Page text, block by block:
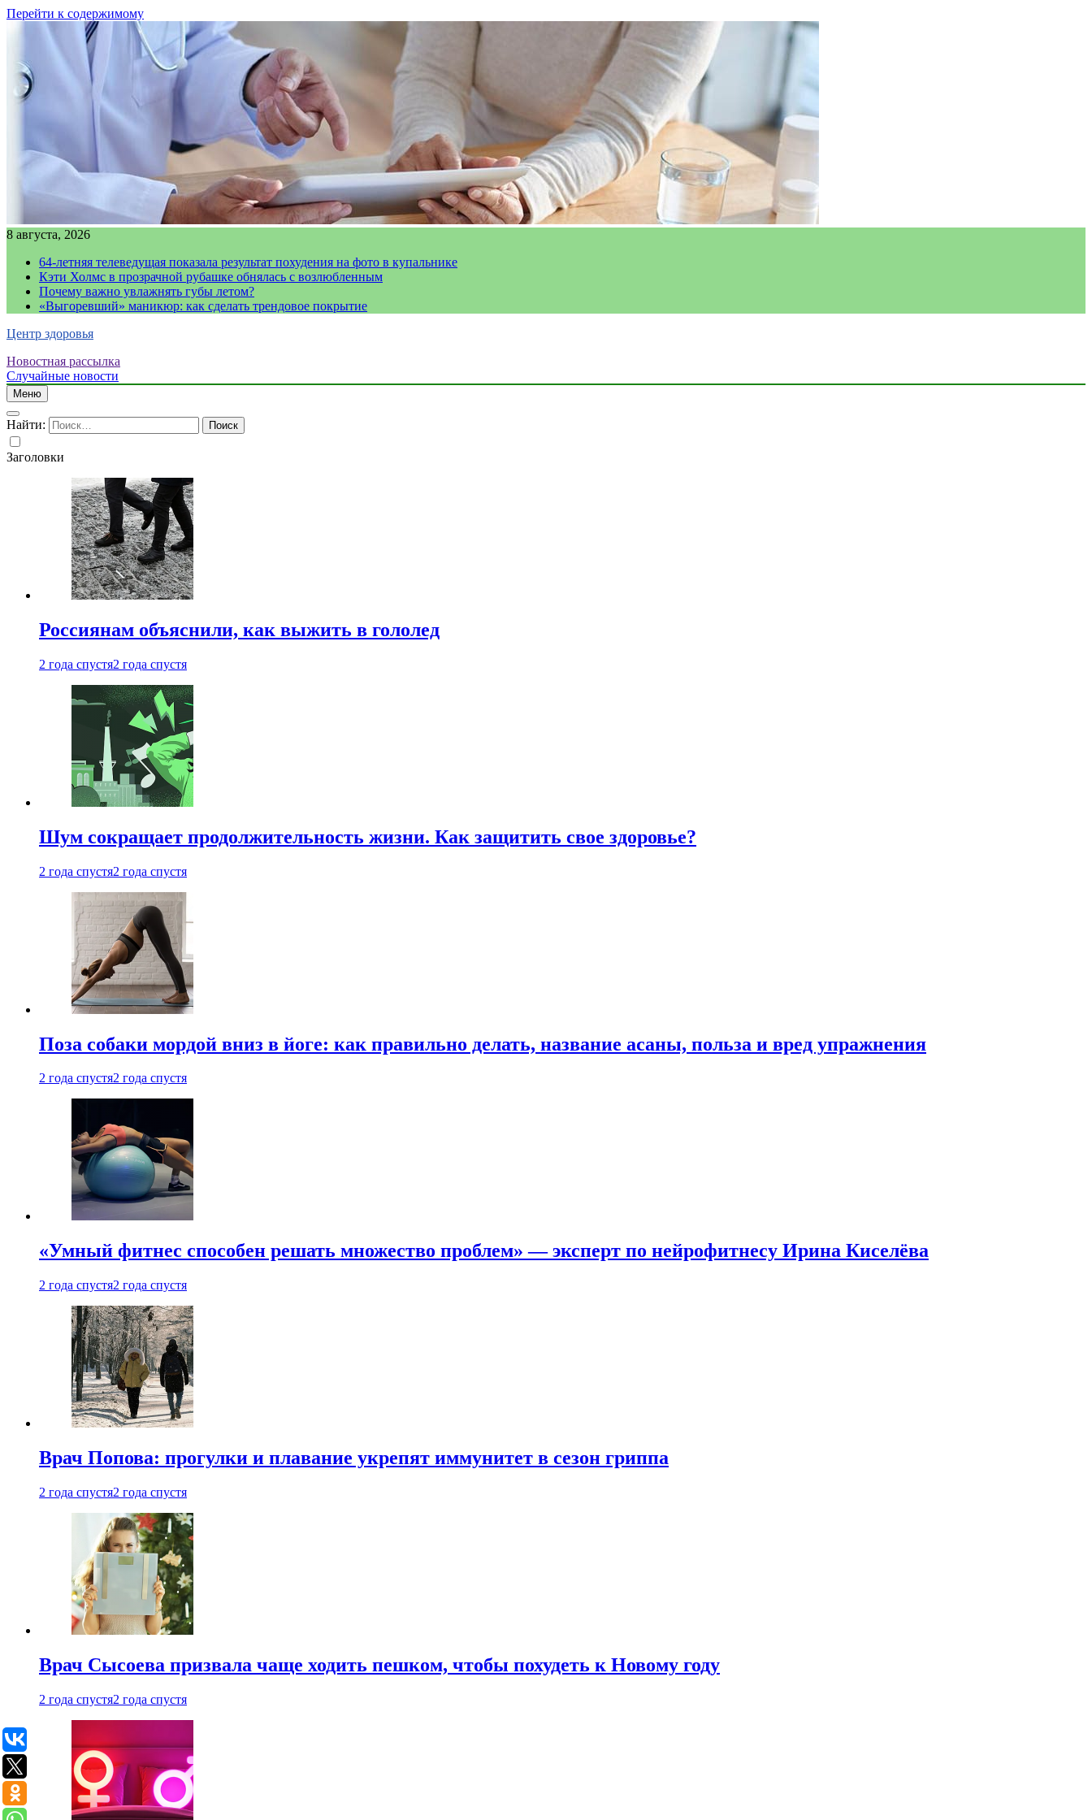
Перейти к содержимому
8 августа, 2026
64-летняя телеведущая показала результат похудения на фото в купальнике
Кэти Холмс в прозрачной рубашке обнялась с возлюбленным
Почему важно увлажнять губы летом?
«Выгоревший» маникюр: как сделать трендовое покрытие
Центр здоровья
Новостная рассылка
Случайные новости
Меню
Найти:
Заголовки
Россиянам объяснили, как выжить в гололед
2 года спустя2 года спустя
Шум сокращает продолжительность жизни. Как защитить свое здоровье?
2 года спустя2 года спустя
Поза собаки мордой вниз в йоге: как правильно делать, название асаны, польза и вред упражнения
2 года спустя2 года спустя
«Умный фитнес способен решать множество проблем» — эксперт по нейрофитнесу Ирина Киселёва
2 года спустя2 года спустя
Врач Попова: прогулки и плавание укрепят иммунитет в сезон гриппа
2 года спустя2 года спустя
Врач Сысоева призвала чаще ходить пешком, чтобы похудеть к Новому году
2 года спустя2 года спустя